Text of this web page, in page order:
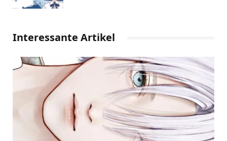
Interessante Artikel